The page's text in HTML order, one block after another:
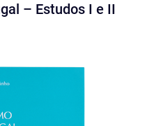
– Estudos I e II